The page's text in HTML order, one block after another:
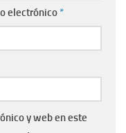
electrónico *
y web en este